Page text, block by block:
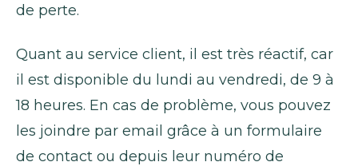
de perte.
Quant au service client, il est très réactif, car
il est disponible du lundi au vendredi, de 9 à
18 heures. En cas de problème, vous pouvez
les joindre par email grâce à un formulaire
de contact ou depuis leur numéro de